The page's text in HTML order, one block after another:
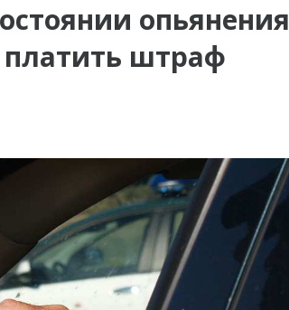
опьянения
штраф